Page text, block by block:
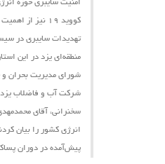
امنیت سایبری حوزه
کووید ۱۹ نیز از اهمیت آن کاسته نمی‌شود.
تهدیدات سایبری در
شورای مدیریت بحران و
شرکت آب و فاضلاب
سخنرانی، آقای
انرژی کشور را بیان
پیش‌آمده در دوران